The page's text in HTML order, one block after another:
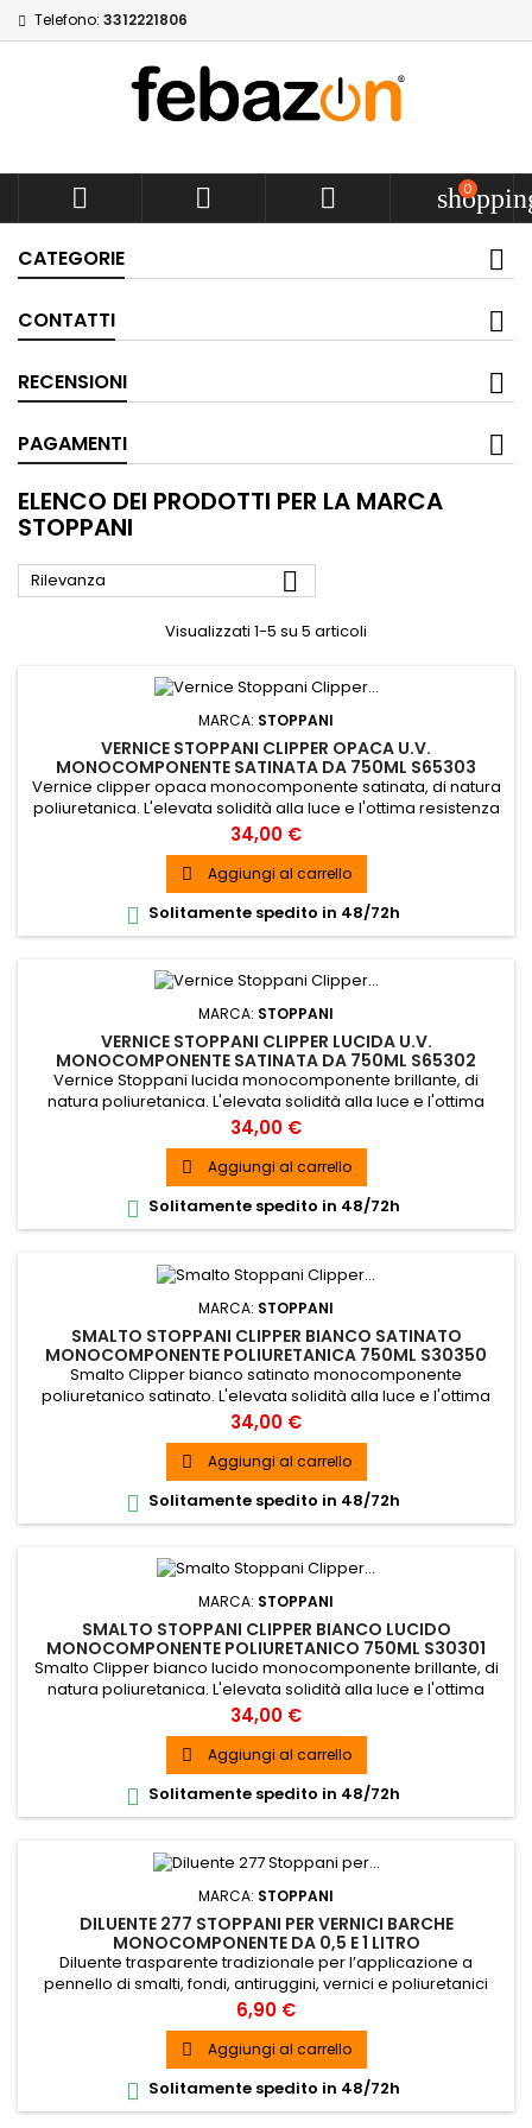
Telefono: 3312221806
   0
CATEGORIE
CONTATTI
RECENSIONI
PAGAMENTI
ELENCO DEI PRODOTTI PER LA MARCA
STOPPANI
Rilevanza 
Visualizzati 1-5 su 5 articoli
MARCA: STOPPANI
VERNICE STOPPANI CLIPPER OPACA U.V.
MONOCOMPONENTE SATINATA DA 750ML S65303
Vernice clipper opaca monocomponente satinata, di natura
poliuretanica. L'elevata solidità alla luce e l'ottima resistenza
in ambiente marino la rendono particolarmente indicata per
la finitura con ciclo monocomponente nel settore Yachting.
Prezzo
34,00 €
 Aggiungi al carrello
 Solitamente spedito in 48/72h
MARCA: STOPPANI
VERNICE STOPPANI CLIPPER LUCIDA U.V.
MONOCOMPONENTE SATINATA DA 750ML S65302
Vernice Stoppani lucida monocomponente brillante, di
natura poliuretanica. L'elevata solidità alla luce e l'ottima
resistenza in ambiente marino la rendono particolarmente
indicata per la finitura con ciclo monocomponente nel
settore Yachting.
Prezzo
34,00 €
 Aggiungi al carrello
 Solitamente spedito in 48/72h
MARCA: STOPPANI
SMALTO STOPPANI CLIPPER BIANCO SATINATO
MONOCOMPONENTE POLIURETANICA 750ML S30350
Smalto Clipper bianco satinato monocomponente
poliuretanico satinato. L'elevata solidità alla luce e l'ottima
resistenza in ambiente marino lo rendono particolarmente
indicato per la finitura con ciclo monocomponente nel
settore Yachting.
Prezzo
34,00 €
 Aggiungi al carrello
 Solitamente spedito in 48/72h
MARCA: STOPPANI
SMALTO STOPPANI CLIPPER BIANCO LUCIDO
MONOCOMPONENTE POLIURETANICO 750ML S30301
Smalto Clipper bianco lucido monocomponente brillante, di
natura poliuretanica. L'elevata solidità alla luce e l'ottima
resistenza in ambiente marino lo rendono particolarmente
indicato per la finitura con ciclo monocomponente nel
settore Yachting.
Prezzo
34,00 €
 Aggiungi al carrello
 Solitamente spedito in 48/72h
MARCA: STOPPANI
DILUENTE 277 STOPPANI PER VERNICI BARCHE
MONOCOMPONENTE DA 0,5 E 1 LITRO
Diluente trasparente tradizionale per l’applicazione a
pennello di smalti, fondi, antiruggini, vernici e poliuretanici
monocomponenti
Prezzo
6,90 €
 Aggiungi al carrello
 Solitamente spedito in 48/72h